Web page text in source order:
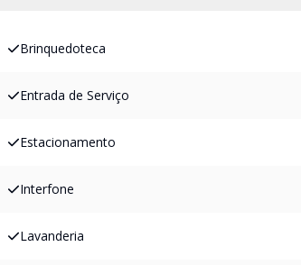
Brinquedoteca
Entrada de Serviço
Estacionamento
Interfone
Lavanderia